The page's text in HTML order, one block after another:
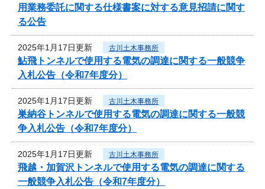
用業務委託に関する仕様書案に対する意見招請に関す
る公告
2025年1月17日更新 古川土木事務所
鮎飛トンネルで使用する電気の調達に関する一般競争
入札公告（令和7年度分）
2025年1月17日更新 古川土木事務所
巣納谷トンネルで使用する電気の調達に関する一般競
争入札公告（令和7年度分）
2025年1月17日更新 古川土木事務所
飛越・加賀沢トンネルで使用する電気の調達に関する
一般競争入札公告（令和7年度分）